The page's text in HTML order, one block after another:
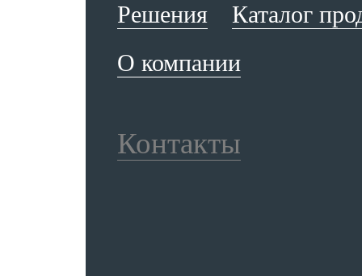
Решения
Каталог
О компании
Контакты